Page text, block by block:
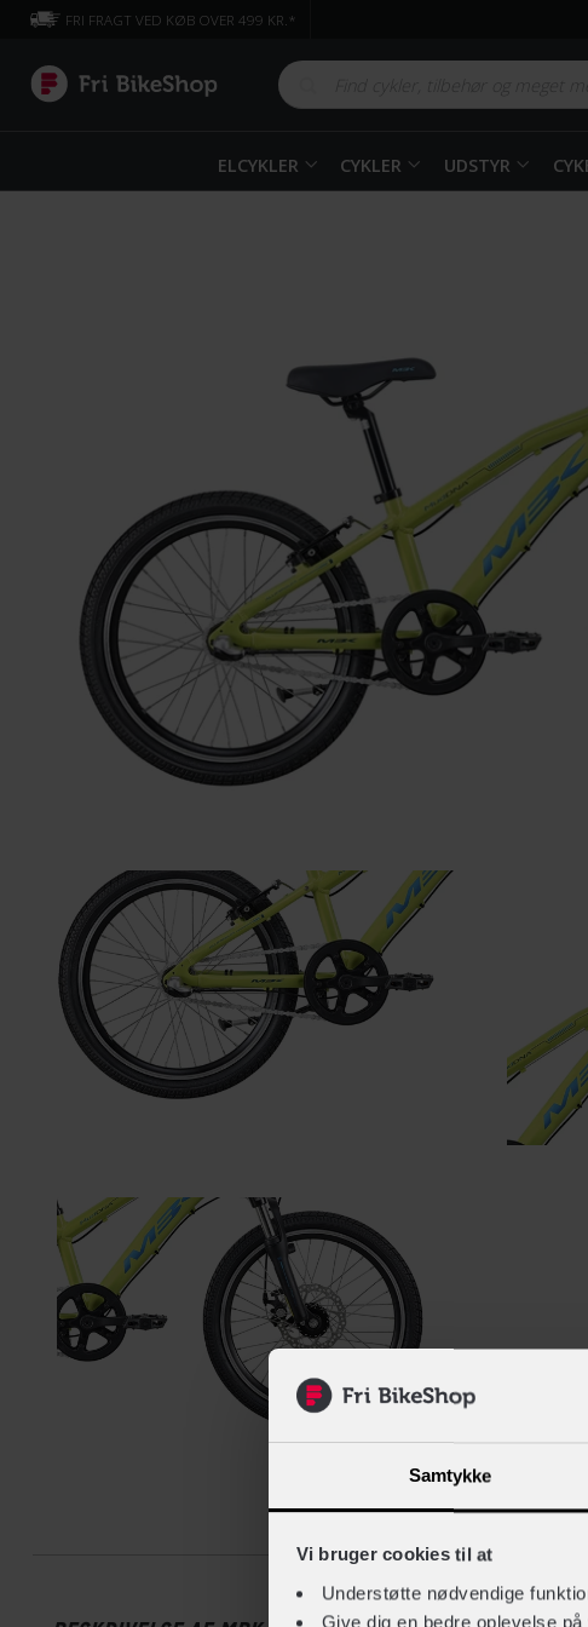
Samtykke
Vi bruger cookies til at
Understøtte nødvendige
Give dig en bedre oplevelse
FRI FRAGT VED KØB OVER 499 KR.*
ELCYKLER CYKLER UDSTYR